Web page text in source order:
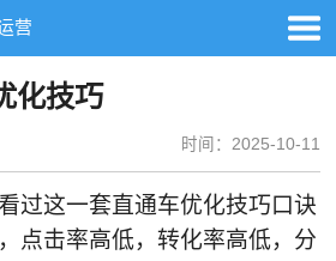
营
化技巧
时间：2025-10-11
过这一套直通车优化技巧口诀
点击率高低，转化率高低，分